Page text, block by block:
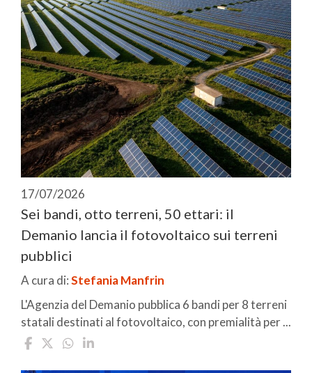
17/07/2026
Sei bandi, otto terreni, 50 ettari: il
Demanio lancia il fotovoltaico sui terreni
pubblici
A cura di:Stefania Manfrin
L'Agenzia del Demanio pubblica 6 bandi per 8 terreni
statali destinati al fotovoltaico, con premialità per ...